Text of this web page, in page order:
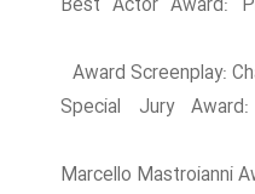
Best Actor Award:
Award Screenplay:
Special Jury
Marcello Mastroianni